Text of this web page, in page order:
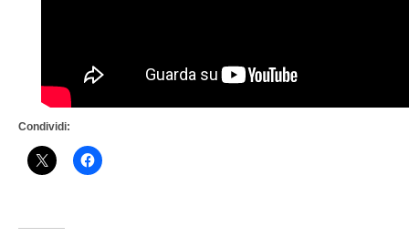
Condividi: